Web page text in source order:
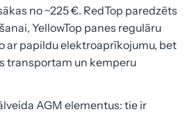
no ~225 €. RedTop paredzēts
YellowTop panes regulāru
ar papildu elektroaprīkojumu, bet
transportam un kemperu
AGM elementus: tie ir